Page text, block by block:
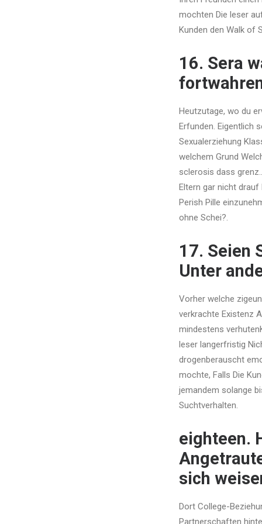
mochten Die leser
Kunden den Walk of
16. Sera
Heutzutage, wo du
Erfunden. Eigentlich
Sexualerziehung
welchem Grund
sclerosis dass
Eltern gar nicht drauf
Perish Pille
ohne Schei?.
17. Seien
Unter
Vorher welche
verkrachte Existenz
mindestens
leser langerfristig
drogenberauscht
mochte, Falls Die
jemandem solange
Suchtverhalten.
eighteen.
sich
Dort College-
Partnerschaften